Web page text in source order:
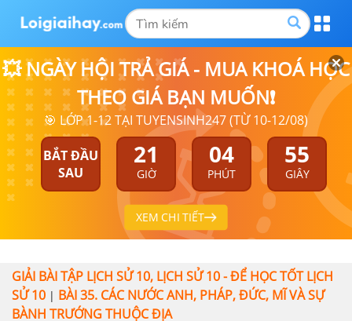
💥 NGÀY HỘI TRẢ GIÁ - MUA KHOÁ HỌC
THEO GIÁ BẠN MUỐN❗
🎯 LỚP 1-12 TẠI TUYENSINH247 (TỪ 10-12/08)
BẮT ĐẦU
SAU
21
GIỜ
04
PHÚT
55
GIÂY
XEM CHI TIẾT
GIẢI BÀI TẬP LỊCH SỬ 10, LỊCH SỬ 10 - ĐỂ HỌC TỐT LỊCH
SỬ 10 | BÀI 35. CÁC NƯỚC ANH, PHÁP, ĐỨC, MĨ VÀ SỰ
BÀNH TRƯỚNG THUỘC ĐỊA